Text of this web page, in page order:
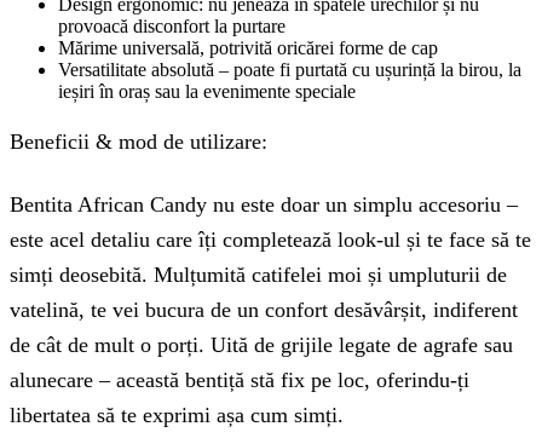
provoacă disconfort la purtare
Mărime universală, potrivită oricărei forme de cap
Versatilitate absolută – poate fi purtată cu ușurință la birou, la
ieșiri în oraș sau la evenimente speciale
Beneficii & mod de utilizare:
Bentita African Candy nu este doar un simplu accesoriu –
este acel detaliu care îți completează look-ul și te face să te
simți deosebită. Mulțumită catifelei moi și umpluturii de
vatelină, te vei bucura de un confort desăvârșit, indiferent
de cât de mult o porți. Uită de grijile legate de agrafe sau
alunecare – această bentiță stă fix pe loc, oferindu-ți
libertatea să te exprimi așa cum simți.